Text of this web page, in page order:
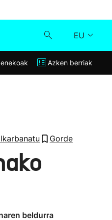
EU
Klisk
Azken berriak
Gorde
beldurra